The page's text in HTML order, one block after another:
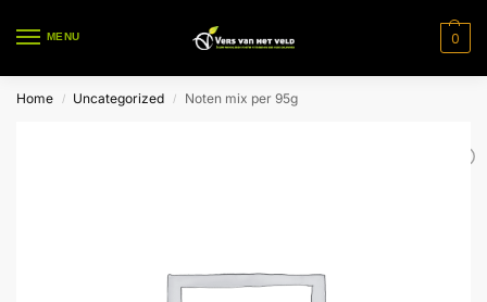
MENU 0
Home / Uncategorized / Noten mix per 95g